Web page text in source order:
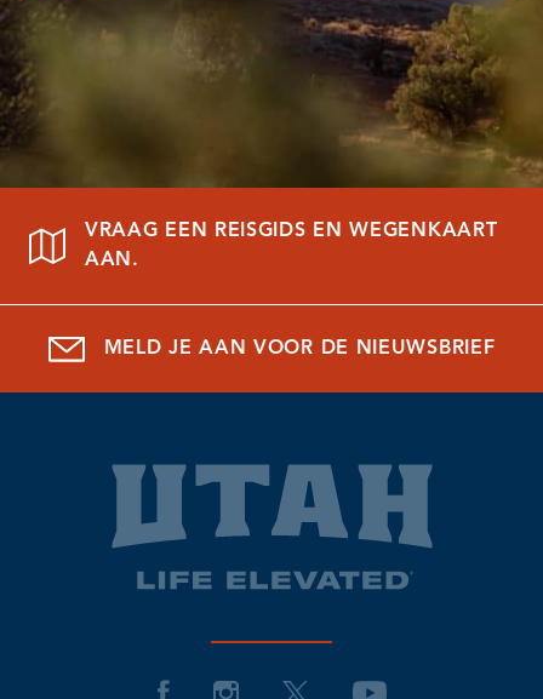
VRAAG EEN REISGIDS EN WEGENKAART
AAN.
MELD JE AAN VOOR DE NIEUWSBRIEF